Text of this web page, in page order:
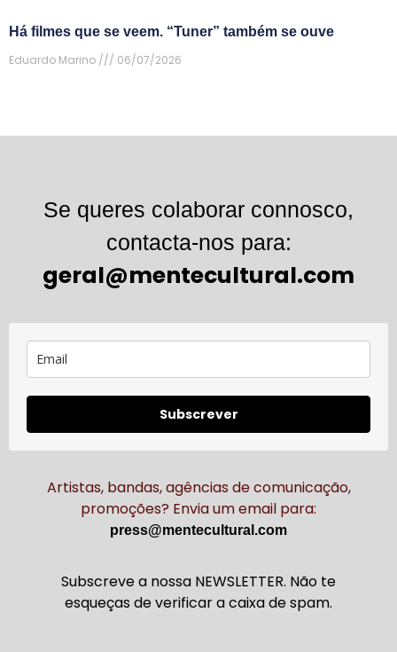
Há filmes que se veem. “Tuner” também se ouve
Eduardo Marino
06/07/2026
Se queres colaborar connosco,
contacta-nos para:
geral@mentecultural.com
Subscrever
Artistas, bandas, agências de comunicação,
promoções? Envia um email para:
press@mentecultural.com
Subscreve a nossa NEWSLETTER. Não te
esqueças de verificar a caixa de spam.